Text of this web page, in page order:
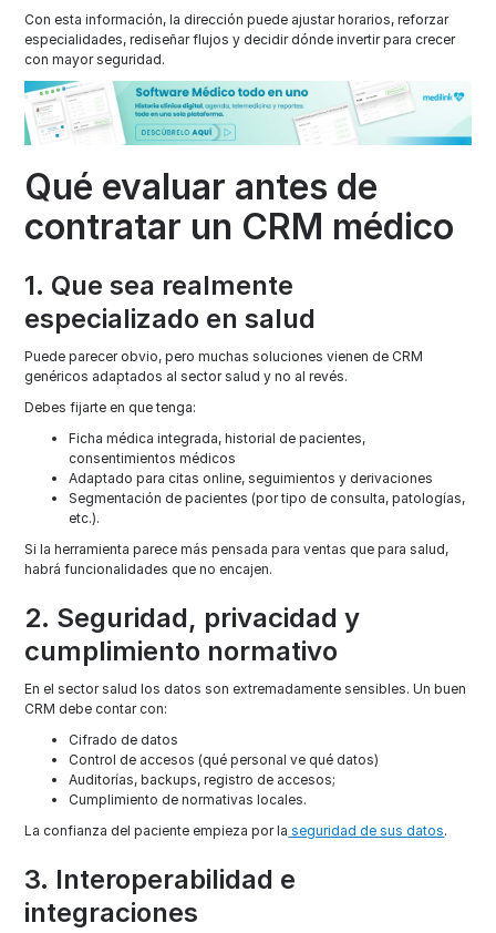
Con esta información, la dirección puede ajustar horarios, reforzar
especialidades, rediseñar flujos y decidir dónde invertir para crecer
con mayor seguridad.
Qué evaluar antes de
contratar un CRM médico
1. Que sea realmente
especializado en salud
Puede parecer obvio, pero muchas soluciones vienen de CRM
genéricos adaptados al sector salud y no al revés.
Debes fijarte en que tenga:
Ficha médica integrada, historial de pacientes,
consentimientos médicos
Adaptado para citas online, seguimientos y derivaciones
Segmentación de pacientes (por tipo de consulta, patologías,
etc.).
Si la herramienta parece más pensada para ventas que para salud,
habrá funcionalidades que no encajen.
2. Seguridad, privacidad y
cumplimiento normativo
En el sector salud los datos son extremadamente sensibles. Un buen
CRM debe contar con:
Cifrado de datos
Control de accesos (qué personal ve qué datos)
Auditorías, backups, registro de accesos;
Cumplimiento de normativas locales.
La confianza del paciente empieza por la seguridad de sus datos.
3. Interoperabilidad e
integraciones